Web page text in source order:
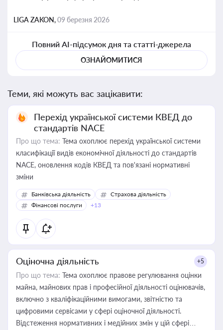
LIGA ZAKON,09 березня 2026
Повний AI-підсумок дня та статті-джерела
ОЗНАЙОМИТИСЯ
Теми, які можуть вас зацікавити:
Перехід української системи КВЕД до
стандартів NACE
Про що тема: Тема охоплює перехід української системи
класифікації видів економічної діяльності до стандартів
NACE, оновлення кодів КВЕД та пов'язані нормативні
зміни
Банківська діяльність
Страхова діяльність
Фінансові послуги
+13
Оціночна діяльність +5
Про що тема: Тема охоплює правове регулювання оцінки
майна, майнових прав і професійної діяльності оцінювачів,
включно з кваліфікаційними вимогами, звітністю та
цифровими сервісами у сфері оціночної діяльності.
Відстеження нормативних і медійних змін у цій сфері